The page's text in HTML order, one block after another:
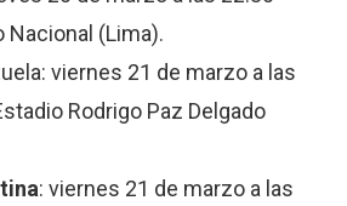
Nacional (Lima).
viernes 21 de marzo a las
Rodrigo Paz Delgado
: viernes 21 de marzo a las